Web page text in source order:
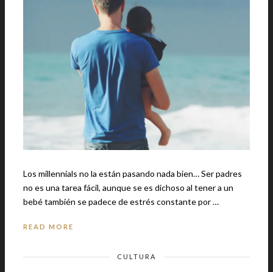
Los millennials no la están pasando nada bien… Ser padres
no es una tarea fácil, aunque se es dichoso al tener a un
bebé también se padece de estrés constante por …
READ MORE
CULTURA